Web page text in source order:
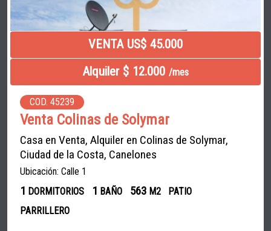
VENTA US$ 45.000
Alquiler $ 12.000 /mes
COD. 45239
Venta Colinas de Solymar
Casa en Venta, Alquiler en Colinas de Solymar,
Ciudad de la Costa, Canelones
Ubicación: Calle 1
1 DORMITORIOS 1 BAÑO 563 M2
PATIO
PARRILLERO